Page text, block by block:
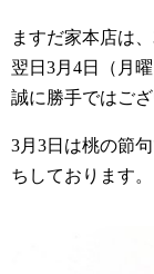
ますだ家本店は
翌日3月4日（月
誠に勝手ではご
3月3日は桃の節
ちしております。